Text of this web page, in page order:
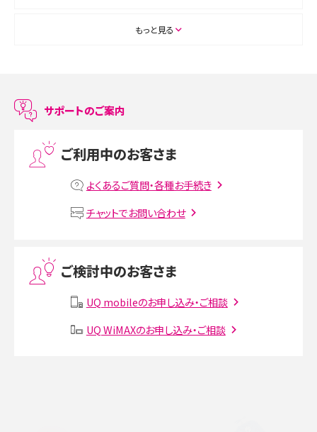
ASMRとは？初心者向けの代表ジャンルや楽しみ方を解説
LINEで友だちを削除する方法は？方法ごとの影響や復活・復元する方法も解説
MNOとは？MVNOやMVNEとの違いやメリット・デメリットを解説
VPN接続とは？仕組みや必要性、メリット・デメリット、接続方法を解説
Instagram（インスタグラム）でスクショするとバレる？バレるケースや撮り方も解
SMSとは？料金やできること、注意点や届かない時の対処法を解説
もっと見る
サポートのご案内
ご利用中のお客さま
よくあるご質問・各種お手続き
チャットでお問い合わせ
ご検討中のお客さま
UQ mobileのお申し込み・ご相談
UQ WiMAXのお申し込み・ご相談